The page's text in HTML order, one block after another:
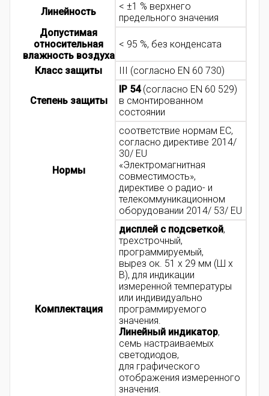
Линейность
< ±1 % верхнего
предельного значения
Допустимая
относительная
влажность воздуха
< 95 %, без конденсата
Класс защиты III (согласно EN 60 730)
Степень защиты
IP 54(согласно EN 60 529)
в смонтированном
состоянии
Нормы
соответствие нормам ЕС,
согласно директиве 2014/
30/ EU
«Электромагнитная
совместимость»,
директиве о радио- и
телекоммуникационном
оборудовании 2014/ 53/ EU
Комплектация
дисплей с подсветкой,
трехстрочный,
программируемый,
вырез ок. 51 x 29 мм (Ш x
В), для индикации
измеренной температуры
или индивидуально
программируемого
значения.
Линейный индикатор,
семь настраиваемых
светодиодов,
для графического
отображения измеренного
значения.